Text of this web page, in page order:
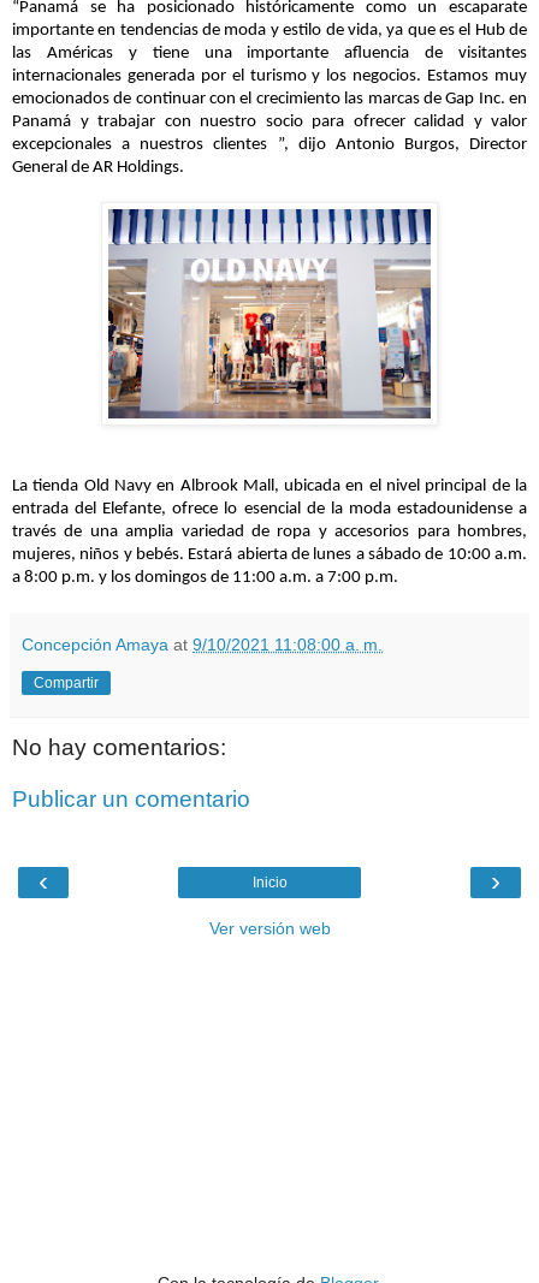
“Panamá se ha posicionado históricamente como un escaparate
importante en tendencias de moda y estilo de vida, ya que es el Hub de
las Américas y tiene una importante afluencia de visitantes
internacionales generada por el turismo y los negocios. Estamos muy
emocionados de continuar con el crecimiento las marcas de Gap Inc. en
Panamá y trabajar con nuestro socio para ofrecer calidad y valor
excepcionales a nuestros clientes ”, dijo Antonio Burgos, Director
General de AR Holdings.
La tienda Old Navy en Albrook Mall, ubicada en el nivel principal de la
entrada del Elefante, ofrece lo esencial de la moda estadounidense a
través de una amplia variedad de ropa y accesorios para hombres,
mujeres, niños y bebés. Estará abierta de lunes a sábado de 10:00 a.m.
a 8:00 p.m. y los domingos de 11:00 a.m. a 7:00 p.m.
Concepción Amaya at 9/10/2021 11:08:00 a. m.
Compartir
No hay comentarios:
Publicar un comentario
‹ ›
Inicio
Ver versión web